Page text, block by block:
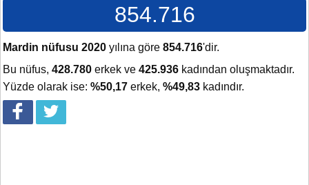
854.716
Mardin nüfusu 2020 yılına göre 854.716'dir.
Bu nüfus, 428.780 erkek ve 425.936 kadından oluşmaktadır.
Yüzde olarak ise: %50,17 erkek, %49,83 kadındır.